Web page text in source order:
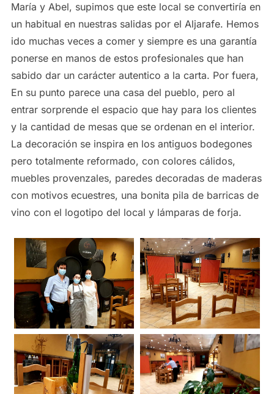
María y Abel, supimos que este local se convertiría en
un habitual en nuestras salidas por el Aljarafe. Hemos
ido muchas veces a comer y siempre es una garantía
ponerse en manos de estos profesionales que han
sabido dar un carácter autentico a la carta. Por fuera,
En su punto parece una casa del pueblo, pero al
entrar sorprende el espacio que hay para los clientes
y la cantidad de mesas que se ordenan en el interior.
La decoración se inspira en los antiguos bodegones
pero totalmente reformado, con colores cálidos,
muebles provenzales, paredes decoradas de maderas
con motivos ecuestres, una bonita pila de barricas de
vino con el logotipo del local y lámparas de forja.